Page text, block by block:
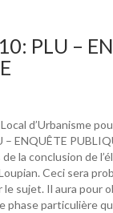
erPLU –
d’Urbanisme
– ENQUÊTE
la conclusion de
Ceci sera
sujet. Il aura pour
phase particulière